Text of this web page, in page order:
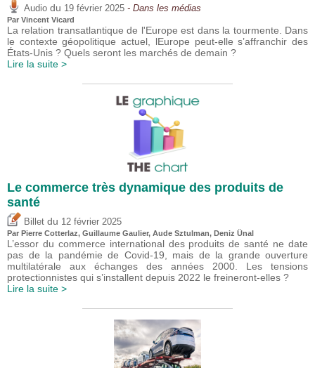
Audio du 19 février 2025 - Dans les médias
Par Vincent Vicard
La relation transatlantique de l'Europe est dans la tourmente. Dans
le contexte géopolitique actuel, lEurope peut-elle s’affranchir des
États-Unis ? Quels seront les marchés de demain ?
Lire la suite >
Le commerce très dynamique des produits de
santé
Billet du 12 février 2025
Par Pierre Cotterlaz, Guillaume Gaulier, Aude Sztulman, Deniz Ünal
L’essor du commerce international des produits de santé ne date
pas de la pandémie de Covid-19, mais de la grande ouverture
multilatérale aux échanges des années 2000. Les tensions
protectionnistes qui s’installent depuis 2022 le freineront-elles ?
Lire la suite >